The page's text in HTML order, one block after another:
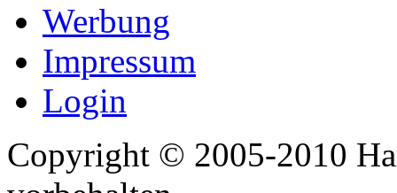
Werbung
Impressum
Login
Copyright © 2005-2010